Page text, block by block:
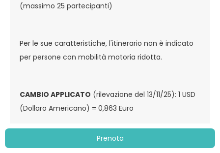
Prenota
(massimo 25 partecipanti)
Per le sue caratteristiche, l'itinerario non è indicato
per persone con mobilità motoria ridotta.
CAMBIO APPLICATO (rilevazione del 13/11/25): 1 USD
(Dollaro Americano) = 0,863 Euro
Si fa presente che fino a 20 giorni prima della
partenza i prezzi dei servizi a terra potranno essere